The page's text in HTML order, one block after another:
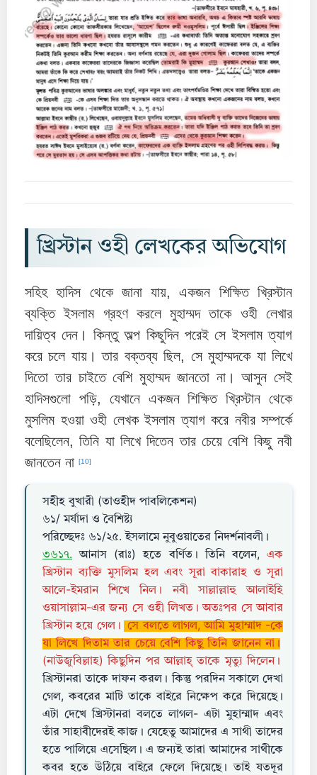
খ্রিস্টান ওহী লেখকের অভিযোগ
সহিহ হাদিস থেকে জানা যায়, একজন শিক্ষিত খ্রিস্টান
ব্যক্তি ইসলাম গ্রহণ করলে মুহাম্মদ তাকে ওহী লেখার
দায়িত্ব দেন। কিন্তু অল্প কিছুদিন পরেই সে ইসলাম ত্যাগ
করে চলে যায়। তার বক্তব্য ছিল, সে মুহাম্মদকে যা লিখে
দিতো তার চাইতে বেশি মুহাম্মদ জানতো না। আসুন সেই
হাদিসগুলো পড়ি, যেখানে একজন শিক্ষিত খ্রিস্টান থেকে
মুসলিম হওয়া ওহী লেখক ইসলাম ত্যাগ করে নবীর সম্পর্কে
বলেছিলেন, তিনি যা লিখে দিতেন তার চেয়ে বেশি কিছু নবী
জানতেন না [10]
সহীহ বুখারী (তাওহীদ পাবলিকেশন)
৬১/ মর্যাদা ও বৈশিষ্ট্য
পরিচ্ছেদঃ ৬১/২৫. ইসলামে নুবুওয়াতের নিদর্শনাবলী।
৩৬১৭. আনাস (রাঃ) হতে বর্ণিত। তিনি বলেন, এক
খ্রিস্টান ব্যক্তি মুসলিম হল এবং সূরা বাকারাহ ও সূরা
আলে-ইমরান শিখে নিল। নবী সাল্লাল্লাহু আলাইহি
ওয়াসাল্লাম-এর জন্য সে ওহী লিখত। অতঃপর সে আবার
খ্রিস্টান হয়ে গেল।
সে বলতে লাগল, আমি মুহাম্মাদ -কে
যা লিখে দিতাম তার চেয়ে বেশি কিছু তিনি জানেন না।
(নাউজুবিল্লাহ) কিছুদিন পর আল্লাহ্ তাকে মৃত্যু দিলেন।
খ্রিস্টানরা তাকে দাফন করল। কিন্তু পরদিন সকালে দেখা
গেল, কবরের মাটি তাকে বাইরে নিক্ষেপ করে দিয়েছে।
এটা দেখে খ্রিস্টানরা বলতে লাগল- এটা মুহাম্মাদ এবং
তাঁর সাহাবীদেরই কাজ। যেহেতু আমাদের এ সাথী তাদের
হতে পালিয়ে এসেছিল। এ জন্যই তারা আমাদের সাথীকে
কবর হতে উঠিয়ে বাইরে ফেলে দিয়েছে। তাই যতদূর